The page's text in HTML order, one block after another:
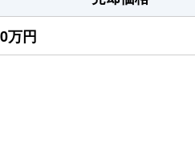
万円